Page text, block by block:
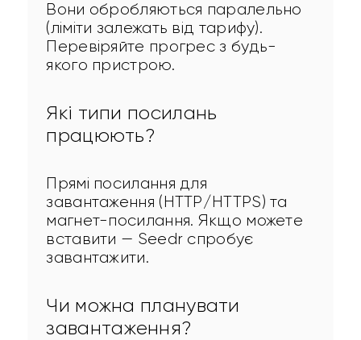
Вони обробляються паралельно
(ліміти залежать від тарифу).
Перевіряйте прогрес з будь-
якого пристрою.
Які типи посилань
працюють?
Прямі посилання для
завантаження (HTTP/HTTPS) та
магнет-посилання. Якщо можете
вставити — Seedr спробує
завантажити.
Чи можна планувати
завантаження?